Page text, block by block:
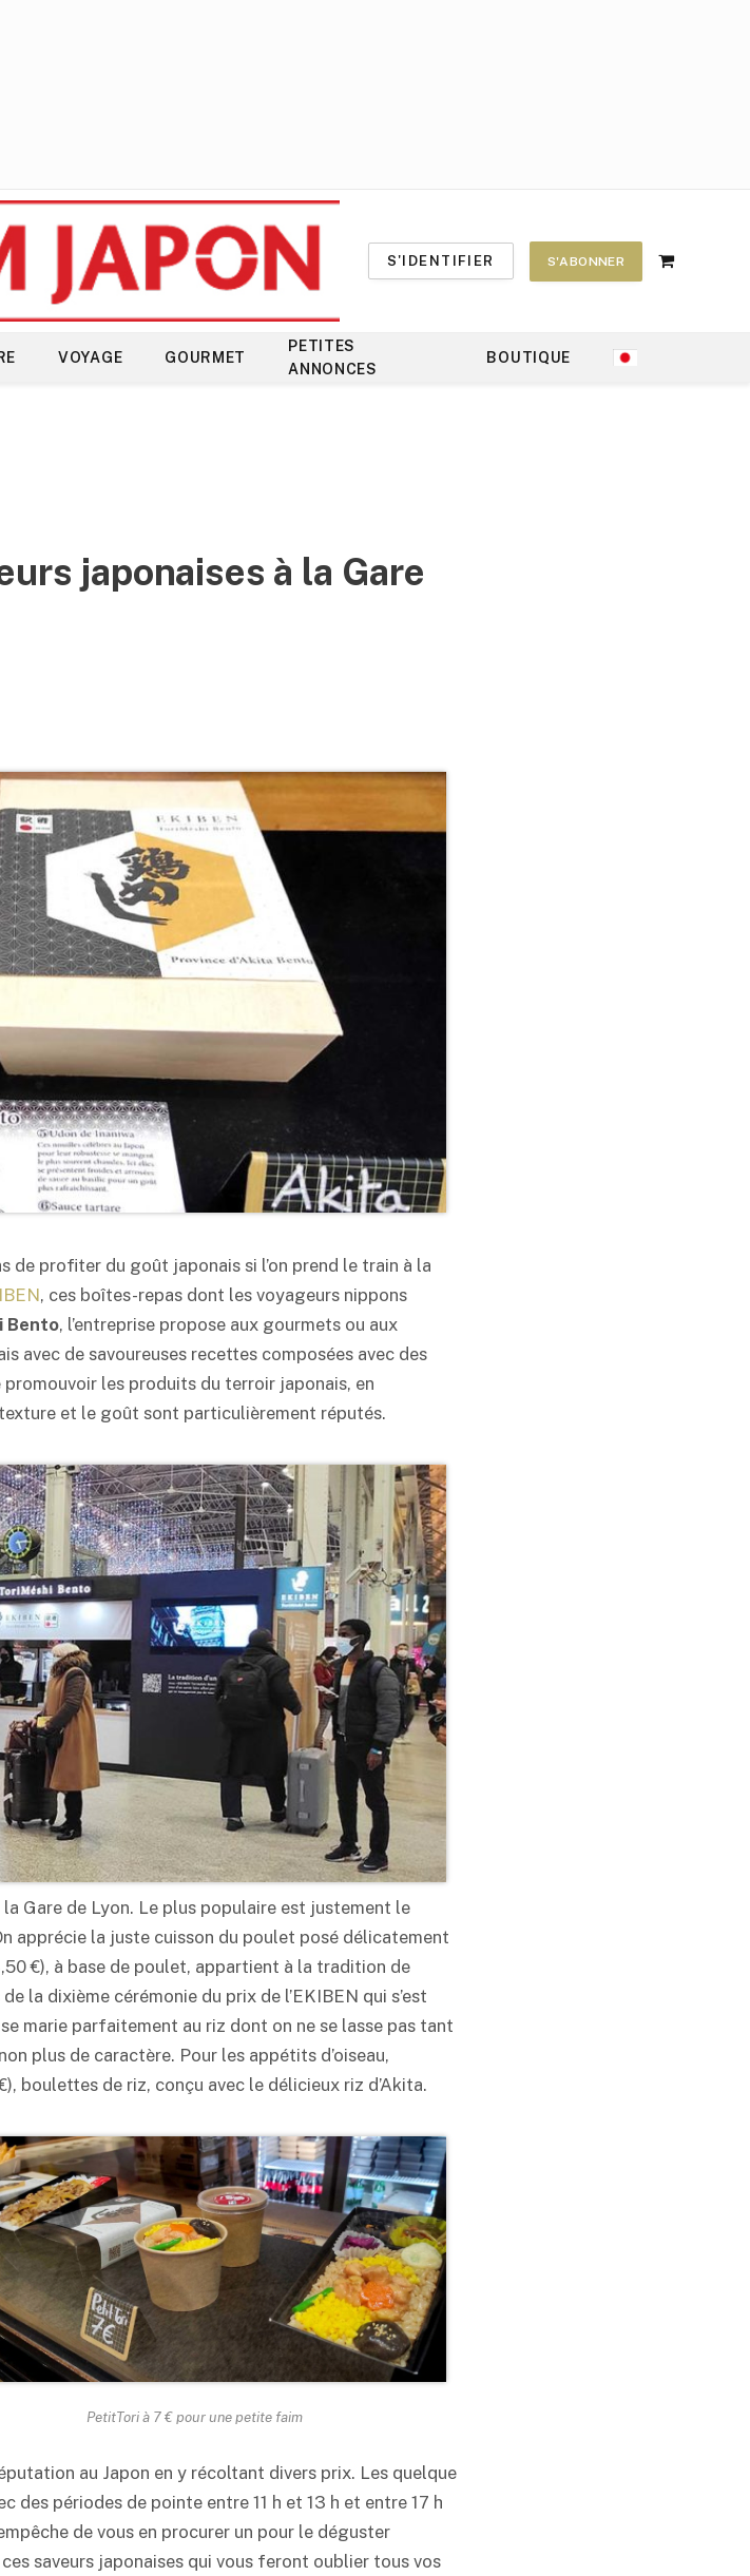
S'IDENTIFIER S'ABONNER
Shopping
VOYAGE GOURMET
PETITES
ANNONCES
BOUTIQUE
japonaises à la Gare
de profiter du goût japonais si l’on prend le train à la
, ces boîtes-repas dont les voyageurs nippons
Bento, l’entreprise propose aux gourmets ou aux
avec de savoureuses recettes composées avec des
les produits du terroir japonais, en
et le goût sont particulièrement réputés.
Gare de Lyon. Le plus populaire est justement le
apprécie la juste cuisson du poulet posé délicatement
€), à base de poulet, appartient à la tradition de
la dixième cérémonie du prix de l’EKIBEN qui s’est
marie parfaitement au riz dont on ne se lasse pas tant
plus de caractère. Pour les appétits d’oiseau,
boulettes de riz, conçu avec le délicieux riz d’Akita.
PetitTori à 7 € pour une petite faim
au Japon en y récoltant divers prix. Les quelque
des périodes de pointe entre 11 h et 13 h et entre 17 h
de vous en procurer un pour le déguster
saveurs japonaises qui vous feront oublier tous vos